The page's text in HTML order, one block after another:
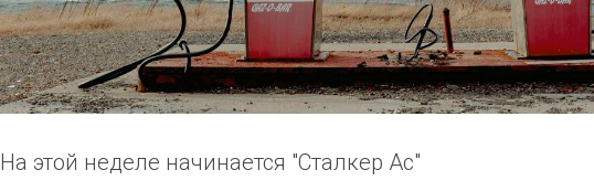
На этой неделе начинается "Сталкер Ас"